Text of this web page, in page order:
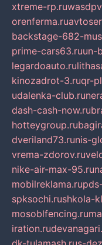
xtreme-rp.ru
orenferma.ru
backstage-682-
prime-cars63.ruun-
legardoauto.ru
kinozadrot-3.ruqr-
udalenka-club.ru
dash-cash-now.ru
hotteygroup.ru
dveriland73.runis-
vrema-zdorov.ru
nike-air-max-95.ru
mobilreklama.ru
spksochi.rushkola-
mosoblfencing.ru
iration.ru